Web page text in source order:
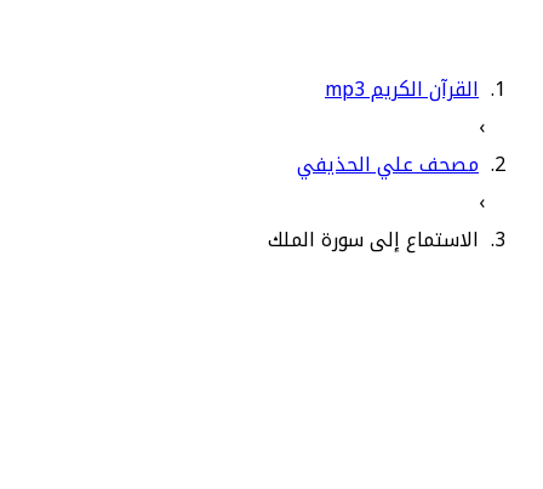
القرآن الكريم mp3
›
مصحف علي الحذيفي
›
الاستماع إلى سورة الملك